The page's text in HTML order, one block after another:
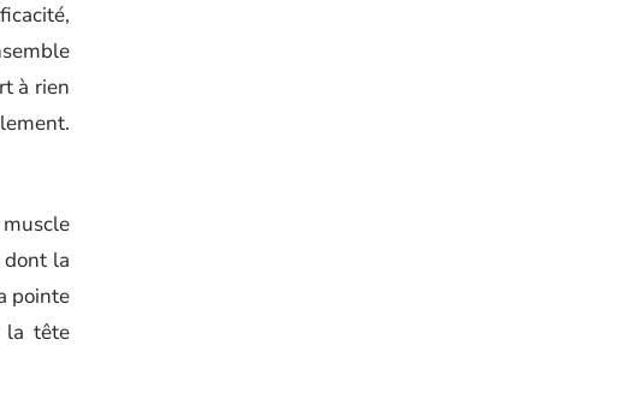
à rien
dont la
pointe
la tête